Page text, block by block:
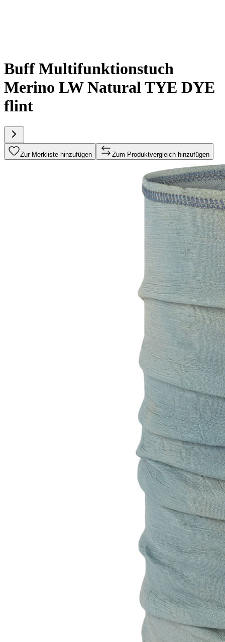
Buff Multifunktionstuch
Merino LW Natural TYE DYE
flint
Zur Merkliste hinzufügen Zum Produktvergleich hinzufügen